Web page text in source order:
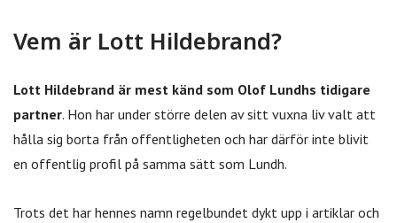
Vem är Lott Hildebrand?
Lott Hildebrand är mest känd som Olof Lundhs tidigare
partner. Hon har under större delen av sitt vuxna liv valt att
hålla sig borta från offentligheten och har därför inte blivit
en offentlig profil på samma sätt som Lundh.
Trots det har hennes namn regelbundet dykt upp i artiklar och